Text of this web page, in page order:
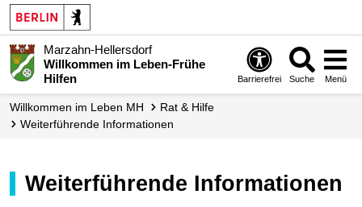
Marzahn-Hellersdorf
Willkommen im Leben-Frühe
Hilfen
Barrierefrei Suche Menü
Willkommen im Leben MH
Rat & Hilfe
Weiterführende Informationen
Weiterführende Informationen